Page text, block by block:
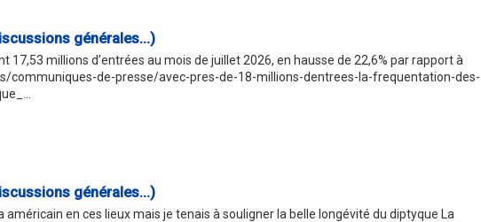
générales...)
17,53 millions d’entrées au mois de juillet 2026, en hausse de 22,6% par rapport à
communiques-de-presse/avec-pres-de-18-millions-dentrees-la-frequentation-des-
générales...)
américain en ces lieux mais je tenais à souligner la belle longévité du diptyque La